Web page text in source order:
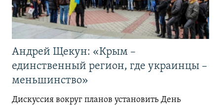
Андрей Щекун: «Крым –
единственный регион, где украинцы –
меньшинство»
Дискуссия вокруг планов установить День